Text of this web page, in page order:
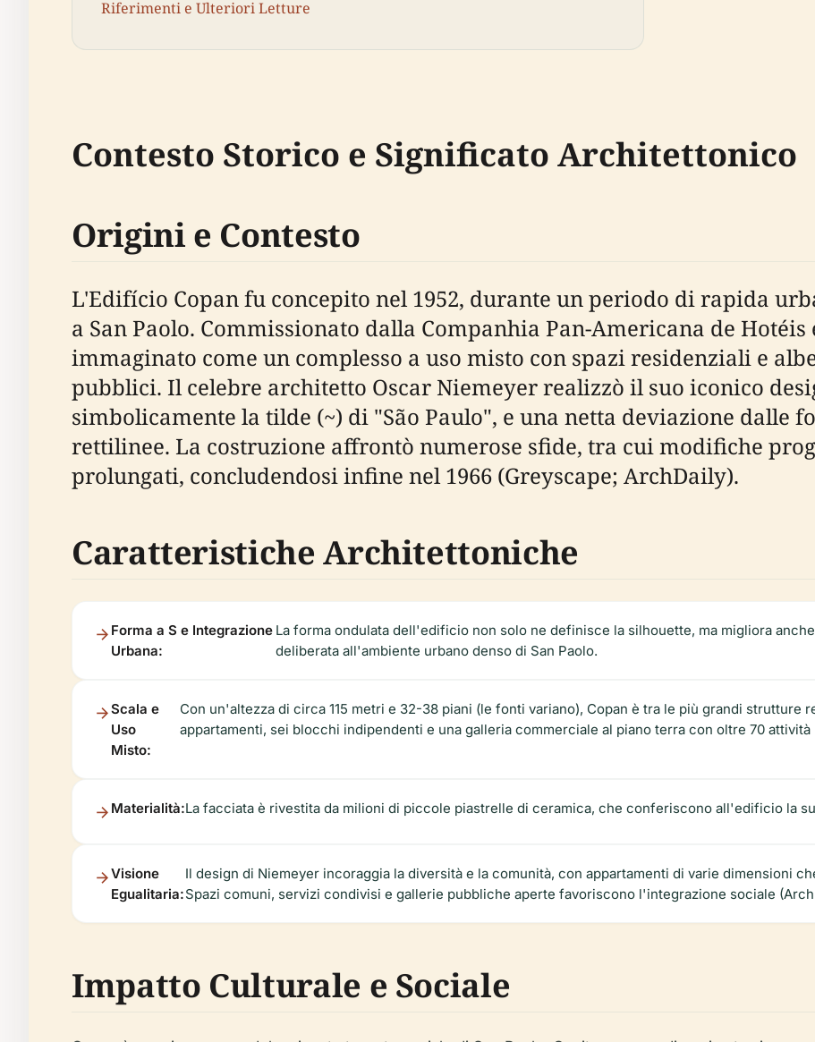
Riferimenti e Ulteriori Letture
Contesto Storico e Significato Architettonico
Origini e Contesto
L'Edifício Copan fu concepito nel 1952, durante un periodo di rapida
a San Paolo. Commissionato dalla Companhia Pan-Americana de
immaginato come un complesso a uso misto con spazi residenziali e
pubblici. Il celebre architetto Oscar Niemeyer realizzò il suo iconico
simbolicamente la tilde (~) di "São Paulo", e una netta deviazione dalle
rettilinee. La costruzione affrontò numerose sfide, tra cui modifiche
prolungati, concludendosi infine nel 1966 (Greyscape; ArchDaily).
Caratteristiche Architettoniche
Forma a S e Integrazione
Urbana:
La forma ondulata dell'edificio non solo ne definisce la silhouette, ma migliora
deliberata all'ambiente urbano denso di San Paolo.
Scala e
Uso
Misto:
Con un'altezza di circa 115 metri e 32-38 piani (le fonti variano), Copan è tra le più grandi strutture
appartamenti, sei blocchi indipendenti e una galleria commerciale al piano terra con oltre 70 attività
Materialità:La facciata è rivestita da milioni di piccole piastrelle di ceramica, che conferiscono all'edificio la
Visione
Egualitaria:
Il design di Niemeyer incoraggia la diversità e la comunità, con appartamenti di varie dimensioni
Spazi comuni, servizi condivisi e gallerie pubbliche aperte favoriscono l'integrazione sociale
Impatto Culturale e Sociale